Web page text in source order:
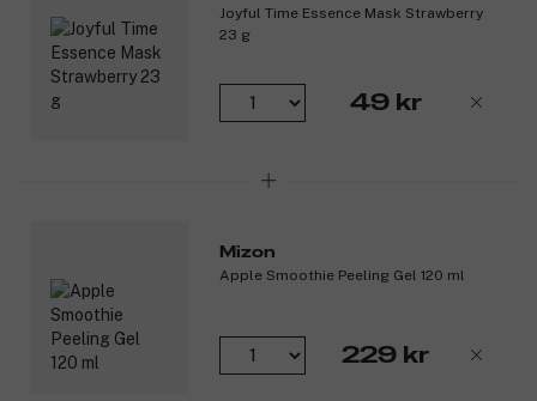
Joyful Time Essence Mask Strawberry
23 g
49 kr
Mizon
Apple Smoothie Peeling Gel 120 ml
229 kr